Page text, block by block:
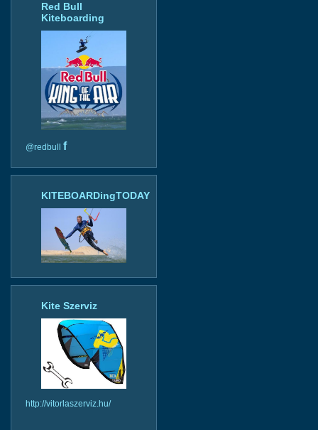
Red Bull
Kiteboarding
@redbull f
KITEBOARDingTODAY
Kite Szerviz
http://vitorlaszerviz.hu/